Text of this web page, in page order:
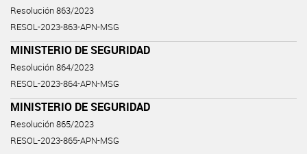
Resolución 863/2023
RESOL-2023-863-APN-MSG
MINISTERIO DE SEGURIDAD
Resolución 864/2023
RESOL-2023-864-APN-MSG
MINISTERIO DE SEGURIDAD
Resolución 865/2023
RESOL-2023-865-APN-MSG